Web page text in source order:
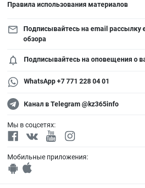
Правила использования материалов
Подписывайтесь на email рассылку
обзора
Подписывайтесь на оповещения о
WhatsApp +7 771 228 04 01
Канал в Telegram @kz365info
Мы в соцсетях:
Мобильные приложения: